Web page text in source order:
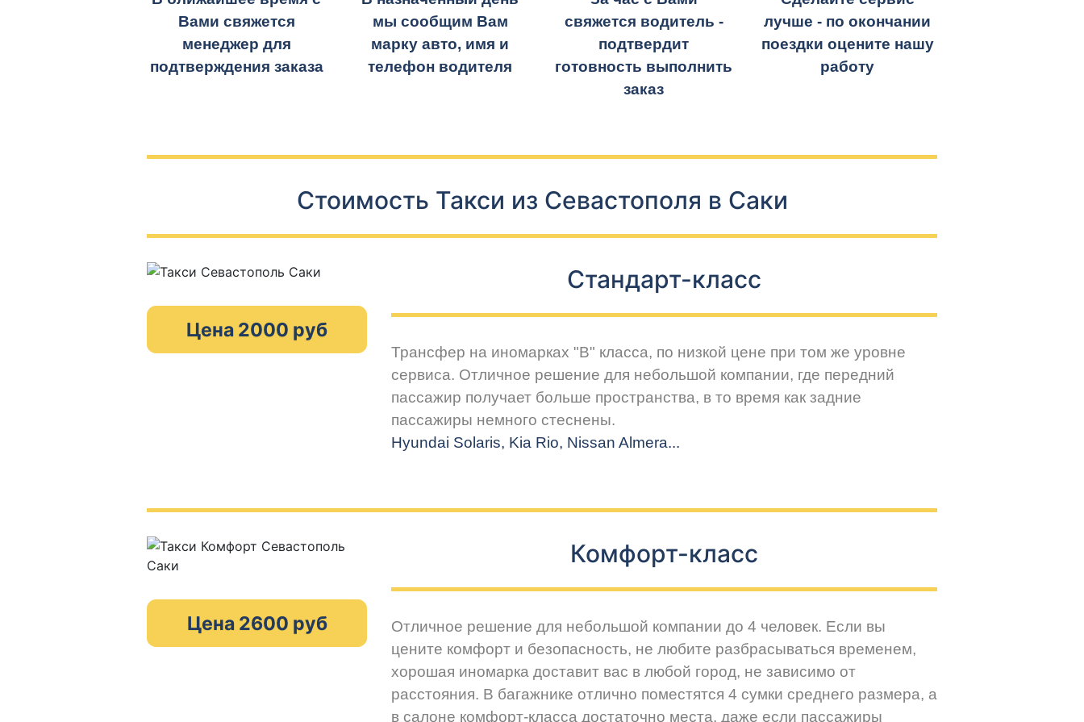
Вами свяжется
менеджер для
подтверждения заказа
мы сообщим Вам
марку авто, имя и
телефон водителя
свяжется водитель -
подтвердит
готовность выполнить
заказ
лучше - по окончании
поездки оцените нашу
работу
Стоимость Такси из Севастополя в Саки
Цена 2000 руб
Стандарт-класс
Трансфер на иномарках "В" класса, по низкой цене при том же уровне
сервиса. Отличное решение для небольшой компании, где передний
пассажир получает больше пространства, в то время как задние
пассажиры немного стеснены.
Hyundai Solaris, Kia Rio, Nissan Almera...
Цена 2600 руб
Комфорт-класс
Отличное решение для небольшой компании до 4 человек. Если вы
цените комфорт и безопасность, не любите разбрасываться временем,
хорошая иномарка доставит вас в любой город, не зависимо от
расстояния. В багажнике отлично поместятся 4 сумки среднего размера, а
в салоне комфорт-класса достаточно места, даже если пассажиры